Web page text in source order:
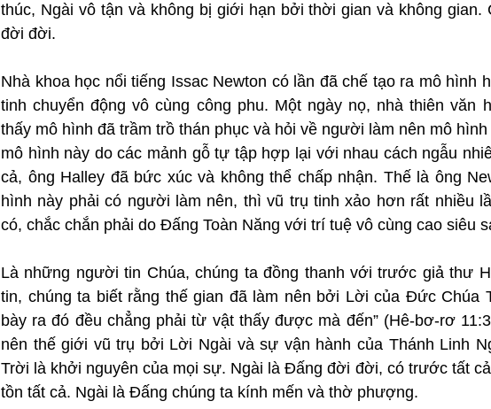
thúc, Ngài vô tận và không bị giới hạn bởi thời gian và không gian.
đời đời.
Nhà khoa học nổi tiếng Issac Newton có lần đã chế tạo ra mô hình
tinh chuyển động vô cùng công phu. Một ngày nọ, nhà thiên văn
thấy mô hình đã trầm trồ thán phục và hỏi về người làm nên mô
mô hình này do các mảnh gỗ tự tập hợp lại với nhau cách ngẫu
cả, ông Halley đã bức xúc và không thể chấp nhận. Thế là ông
hình này phải có người làm nên, thì vũ trụ tinh xảo hơn rất nhiều
có, chắc chắn phải do Đấng Toàn Năng với trí tuệ vô cùng cao siêu
Là những người tin Chúa, chúng ta đồng thanh với trước giả thư
tin, chúng ta biết rằng thế gian đã làm nên bởi Lời của Đức Chúa
bày ra đó đều chẳng phải từ vật thấy được mà đến” (Hê-bơ-rơ
nên thế giới vũ trụ bởi Lời Ngài và sự vận hành của Thánh Linh
Trời là khởi nguyên của mọi sự. Ngài là Đấng đời đời, có trước tất
tồn tất cả. Ngài là Đấng chúng ta kính mến và thờ phượng.